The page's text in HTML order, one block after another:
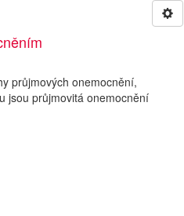
průjmových onemocnění,
jsou průjmovitá onemocnění